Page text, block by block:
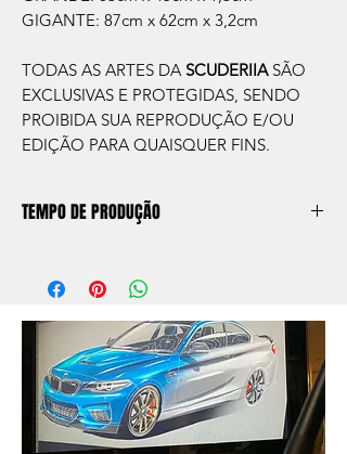
GIGANTE: 87cm x 62cm x 3,2cm
TODAS AS ARTES DA SCUDERIIA SÃO
EXCLUSIVAS E PROTEGIDAS, SENDO
PROIBIDA SUA REPRODUÇÃO E/OU
EDIÇÃO PARA QUAISQUER FINS.
TEMPO DE PRODUÇÃO
aprox. 5 dias úteis, após a confirmação de
compra.
Após a produçao, seguimos com o envio
no endereço que nos for informado na
compra ou disponibilizaremos para retirada
caso seja sua opção de compra.